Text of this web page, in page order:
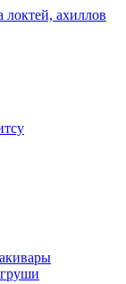
ахиллов